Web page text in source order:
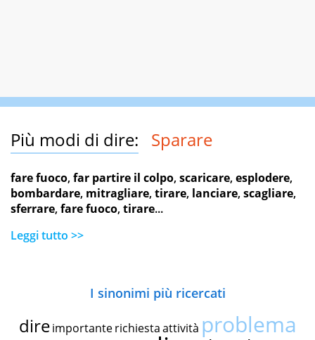
Più modi di dire: Sparare
fare fuoco,far partire il colpo,scaricare,esplodere,
bombardare, mitragliare,tirare, lanciare,scagliare,
sferrare,fare fuoco,tirare...
Leggi tutto >>
I sinonimi più ricercati
dire importante richiestaattività problema